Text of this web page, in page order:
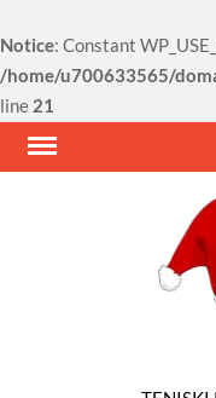
Notice: Constant
/home/u700633565/
line 21
Skip